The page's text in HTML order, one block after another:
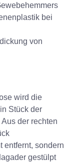
bei
von
wird die
Stück der
der rechten
entfernt, sondern
gestülpt